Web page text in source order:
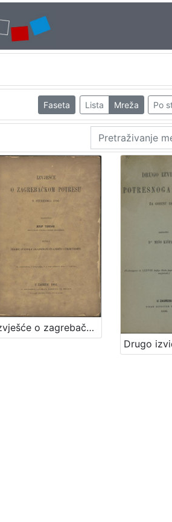
Faseta Lista Mreža Po
Izvješće o zagrebačkom potresu 9. studenoga 1880. : (sa zemljovidom, 6 fotografija, 9 u tekst utisnutih slika i 7 tablica) / sastavio Josip Torbar